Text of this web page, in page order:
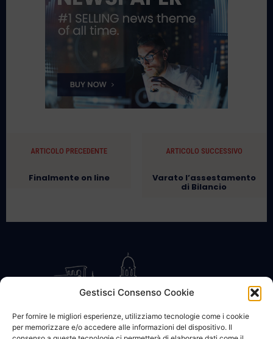
Gestisci Consenso Cookie
Per fornire le migliori esperienze, utilizziamo tecnologie come i cookie
per memorizzare e/o accedere alle informazioni del dispositivo. Il
ARTICOLO PRECEDENTE
Finalmente on line
ARTICOLO SUCCESSIVO
Varato l’assestamento
di Bilancio
CONTATTACI COOKIE POLICY PRIVACY